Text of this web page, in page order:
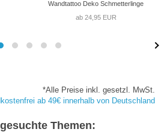
Wandtattoo Deko Schmetterlinge
ab 24,95 EUR
*Alle Preise inkl. gesetzl. MwSt.
ab 49€ innerhalb von Deutschland
Themen: